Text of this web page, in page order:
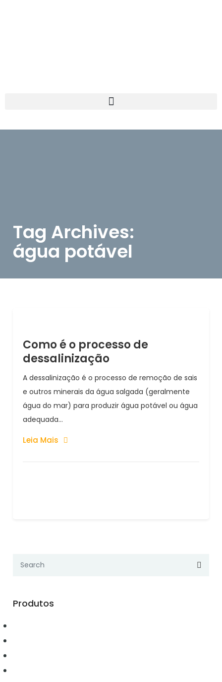
Tag Archives:
água potável
Como é o processo de
dessalinização
A dessalinização é o processo de remoção de sais
e outros minerais da água salgada (geralmente
água do mar) para produzir água potável ou água
adequada...
Leia Mais
Produtos